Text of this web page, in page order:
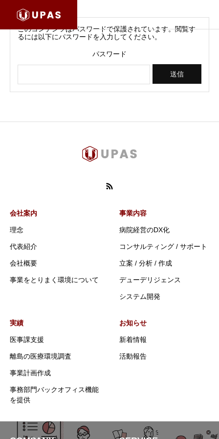
このコンテンツはパスワードで保護されています。閲覧す
るには以下にパスワードを入力してください。
パスワード
会社案内
理念
代表紹介
会社概要
事業をとりまく環境について
事業内容
病院経営のDX化
コンサルティング / サポート
立案 / 分析 / 作成
デューデリジェンス
システム開発
実績
医事課支援
離島の医療環境調査
事業計画作成
事務部門バックオフィス機能
を提供
お知らせ
新着情報
活動報告